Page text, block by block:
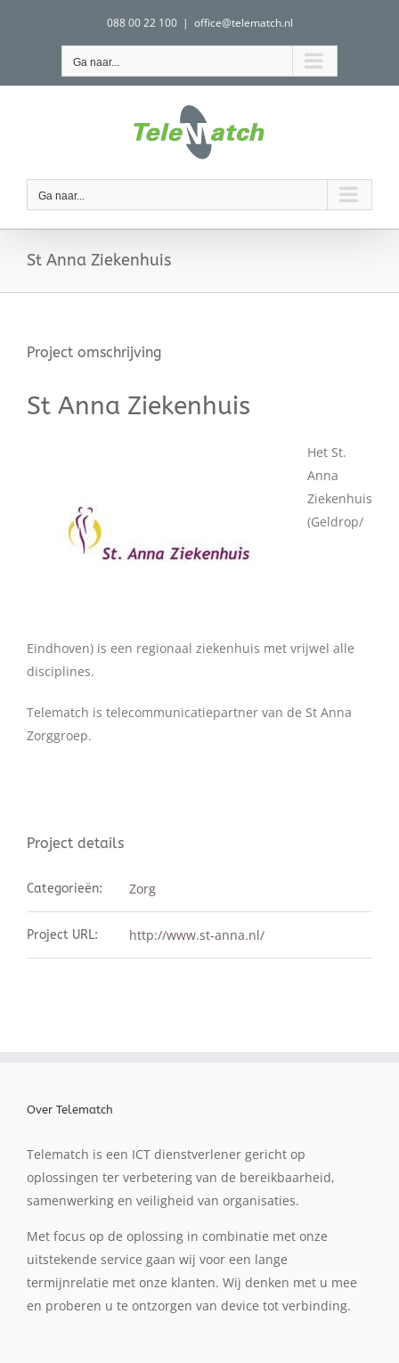
088 00 22 100 | office@telematch.nl
Ga naar...
Ga naar...
St Anna Ziekenhuis
Project omschrijving
St Anna Ziekenhuis
Het St.
Anna
Ziekenhuis
(Geldrop/
Eindhoven) is een regionaal ziekenhuis met vrijwel alle
disciplines.
Telematch is telecommunicatiepartner van de St Anna
Zorggroep.
Project details
Categorieën: Zorg
Project URL: http://www.st-anna.nl/
Over Telematch
Telematch is een ICT dienstverlener gericht op
oplossingen ter verbetering van de bereikbaarheid,
samenwerking en veiligheid van organisaties.
Met focus op de oplossing in combinatie met onze
uitstekende service gaan wij voor een lange
termijnrelatie met onze klanten. Wij denken met u mee
en proberen u te ontzorgen van device tot verbinding.